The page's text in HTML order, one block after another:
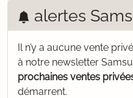
alertes
Il n’y a aucune vente
à notre newsletter
prochaines ventes
démarrent.